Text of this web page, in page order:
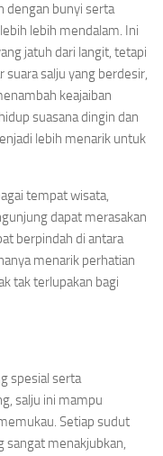
dengan bunyi serta
lebih mendalam. Ini
jatuh dari langit, tetapi
salju yang berdesir,
keajaiban
suasana dingin dan
lebih menarik untuk
tempat wisata,
dapat merasakan
berpindah di antara
menarik perhatian
tak terlupakan bagi
spesial serta
salju ini mampu
Setiap sudut
sangat menakjubkan,